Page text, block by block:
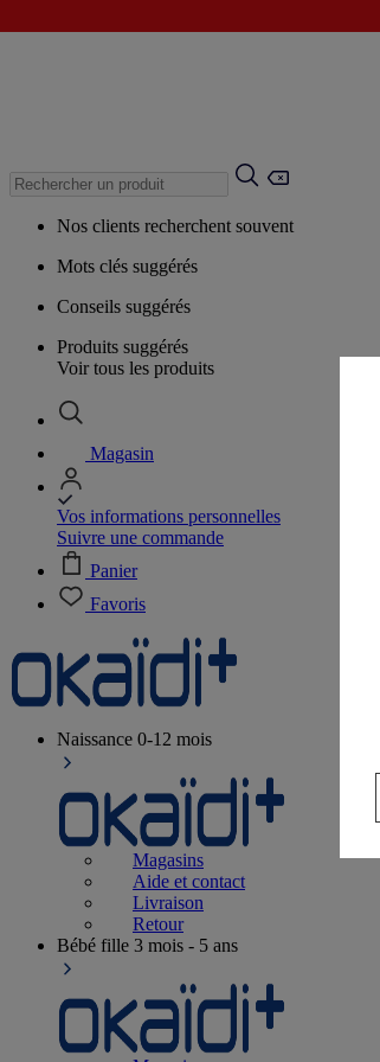
Nos clients recherchent souvent
Mots clés suggérés
Conseils suggérés
Produits suggérés
Voir tous les produits
Magasin
Vos informations personnelles
Suivre une commande
Panier
Favoris
Naissance 0-12 mois
Magasins
Aide et contact
Livraison
Retour
Bébé fille 3 mois - 5 ans